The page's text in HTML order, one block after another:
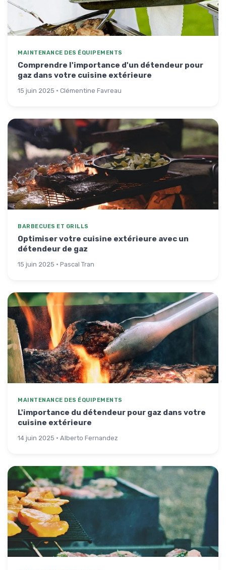
MAINTENANCE DES ÉQUIPEMENTS
Comprendre l'importance d'un détendeur pour
gaz dans votre cuisine extérieure
15 juin 2025 · Clémentine Favreau
BARBECUES ET GRILLS
Optimiser votre cuisine extérieure avec un
détendeur de gaz
15 juin 2025 · Pascal Tran
MAINTENANCE DES ÉQUIPEMENTS
L'importance du détendeur pour gaz dans votre
cuisine extérieure
14 juin 2025 · Alberto Fernandez